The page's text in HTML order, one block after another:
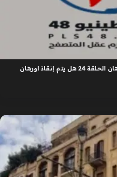
موعد عرض مسلسل المؤسس اورهان الحلقة 24 هل يتم إنقاذ اورهان